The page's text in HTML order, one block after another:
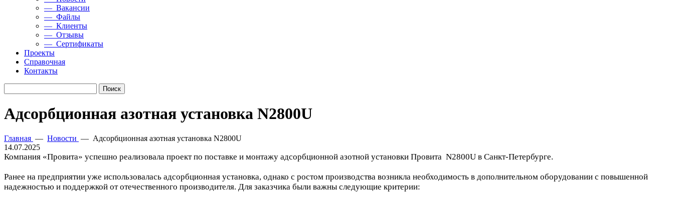
— Вакансии
— Файлы
— Клиенты
— Отзывы
— Сертификаты
Проекты
Справочная
Контакты
Адсорбционная азотная установка N2800U
Главная — Новости — Адсорбционная азотная установка N2800U
14.07.2025
Компания «Провита» успешно реализовала проект по поставке и монтажу адсорбционной азотной установки Провита N2800U в Санкт-Петербурге.
Ранее на предприятии уже использовалась адсорбционная установка, однако с ростом производства возникла необходимость в дополнительном оборудовании с повышенной
надежностью и поддержкой от отечественного производителя. Для заказчика были важны следующие критерии: